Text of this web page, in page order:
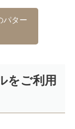
パター
をご利用